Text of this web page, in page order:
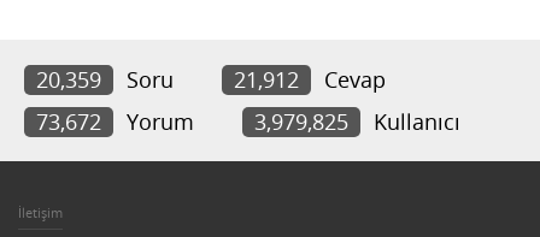
20,359 Soru 21,912
Cevap
73,672
Yorum 3,979,825 Kullanıcı
İletişim